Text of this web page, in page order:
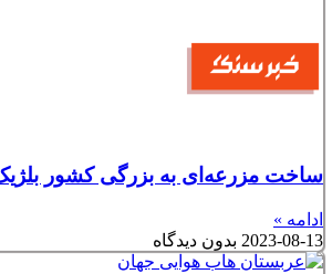
ساخت مزرعه‌ای به بزرگی کشور
ادامه »
2023-08-13 بدون دیدگاه